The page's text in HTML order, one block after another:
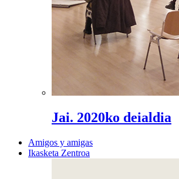
Jai. 2020ko deialdia
Amigos y amigas
Ikasketa Zentroa